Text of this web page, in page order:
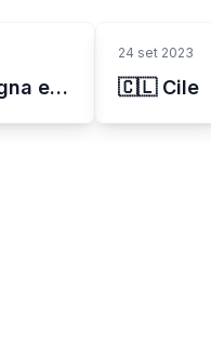
🇬🇧 Regno Unito di Gran Bretagna e Irlanda del Nord
24 set 2023
🇨🇱 Cile